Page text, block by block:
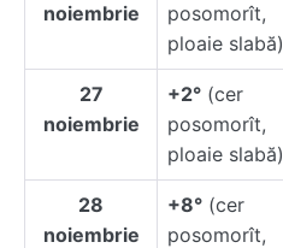
noiembrie
posomorît,
ploaie slabă)
27
noiembrie
+2° (cer
posomorît,
ploaie slabă)
28
noiembrie
+8° (cer
posomorît,